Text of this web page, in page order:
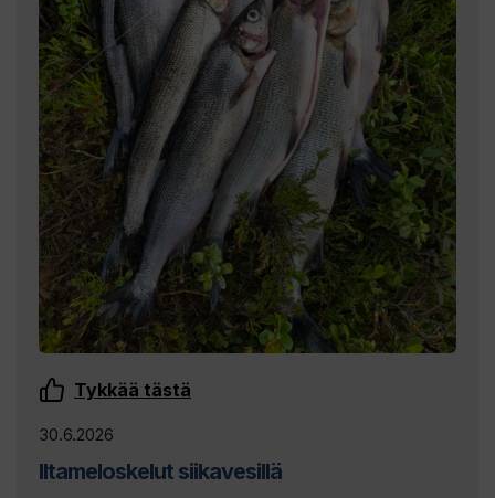
Tykkää tästä
30.6.2026
Iltameloskelut siikavesillä